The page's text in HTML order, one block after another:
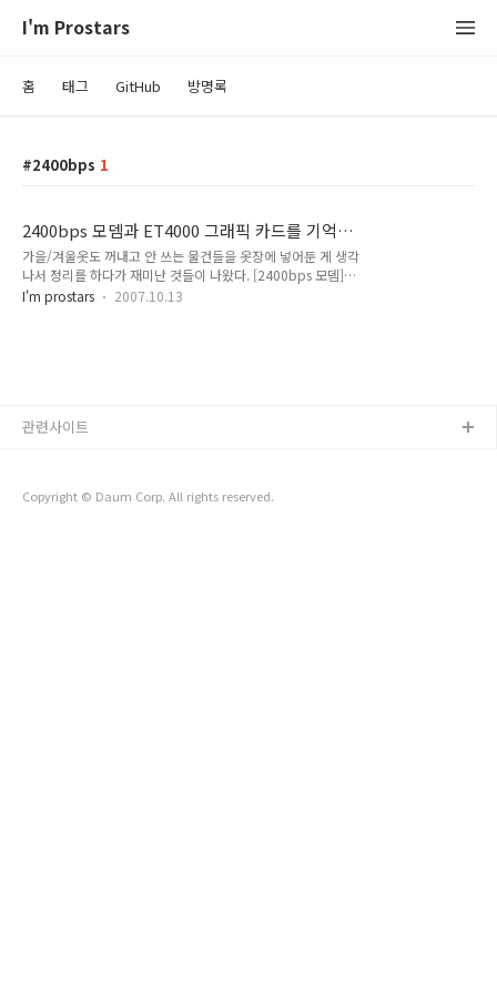
I'm Prostars
홈 태그 GitHub 방명록
2400bps 1
2400bps 모뎀과 ET4000 그래픽 카드를 기억하
는가?
가을/겨울옷도 꺼내고 안 쓰는 물건들을 옷장에 넣어둔 게 생각
나서 정리를 하다가 재미난 것들이 나왔다. [2400bps 모뎀]
[ET4000 VESA 그래픽카드] 중학교 시절에 지금은 없어진 천리
다..-_-; 고등학교 1~2학년 시절에는 2400bps 모뎀과 푸른물
I'm prostars 2007.10.13
Copyright © Daum Corp. All rights reserved.
관련사이트